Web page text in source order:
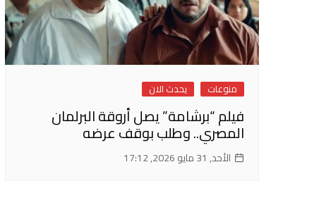
منوعات يحدث الان
فيلم “برشامة” يصل أروقة البرلمان
المصري.. وطلب بوقف عرضه
الأحد, 31 مايو 2026, 17:12